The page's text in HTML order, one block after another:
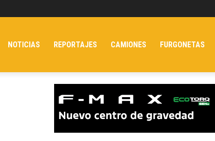
NOTICIAS REPORTAJES CAMIONES FURGONETAS